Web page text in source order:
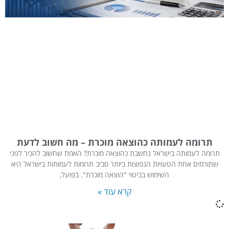
תרומה לעמותה כהוצאה מוכרת – מה חשוב לדעת
תרומה לעמותה בישראל נחשבת כהוצאה מוכרת? האמת שחשוב להכיר לפני
שתורמים אחת הטעויות הנפוצות ביותר סביב תרומות לעמותות בישראל היא
השימוש בביטוי "הוצאה מוכרת". בפועל,
קרא עוד »